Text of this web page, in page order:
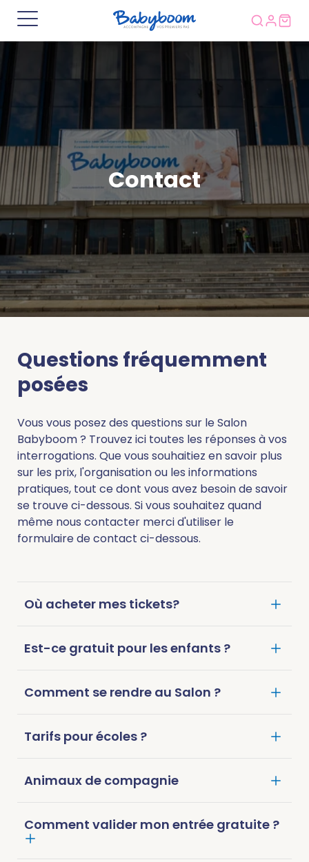
Contact
Questions fréquemment
posées
Vous vous posez des questions sur le Salon
Babyboom ? Trouvez ici toutes les réponses à vos
interrogations. Que vous souhaitiez en savoir plus
sur les prix, l'organisation ou les informations
pratiques, tout ce dont vous avez besoin de savoir
se trouve ci-dessous. Si vous souhaitez quand
même nous contacter merci d'utiliser le
formulaire de contact ci-dessous.
Où acheter mes tickets?
Est-ce gratuit pour les enfants ?
Comment se rendre au Salon ?
Tarifs pour écoles ?
Animaux de compagnie
Comment valider mon entrée gratuite ?